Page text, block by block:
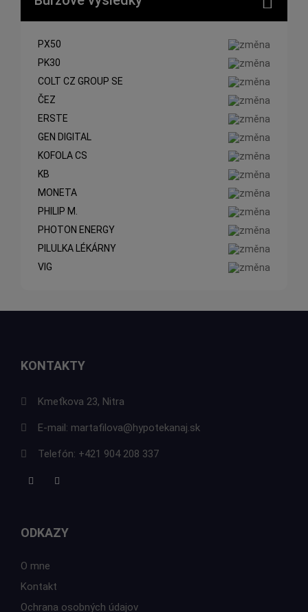
PX50
PK30
COLT CZ GROUP SE
ČEZ
ERSTE
GEN DIGITAL
KOFOLA CS
KB
MONETA
PHILIP M.
PHOTON ENERGY
PILULKA LÉKÁRNY
VIG
KONTAKTY
Kmeťkova 23, Nitra
E-mail: martafilova@hypotekanaj.sk
Telefón: +421 904 208 337
ODKAZY
O mne
Kontakt
Ochrana osobných údajov